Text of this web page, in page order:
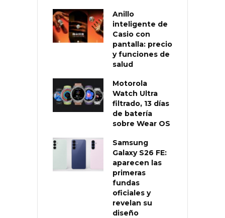
Anillo
inteligente de
Casio con
pantalla: precio
y funciones de
salud
Motorola
Watch Ultra
filtrado, 13 días
de batería
sobre Wear OS
Samsung
Galaxy S26 FE:
aparecen las
primeras
fundas
oficiales y
revelan su
diseño